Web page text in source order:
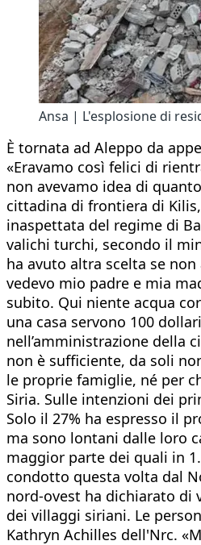
Ansa | L'esplosione di
È tornata ad Aleppo da
«Eravamo così felici di
non avevamo idea di
cittadina di frontiera di
inaspettata del regime di
valichi turchi, secondo il
ha avuto altra scelta se
vedevo mio padre e mia
subito. Qui niente acqua
una casa servono 100
nell’amministrazione della
non è sufficiente, da soli
le proprie famiglie, né per
Siria. Sulle intenzioni dei
Solo il 27% ha espresso il
ma sono lontani dalle loro
maggior parte dei quali in
condotto questa volta dal
nord-ovest ha dichiarato di
dei villaggi siriani. Le
Kathryn Achilles dell'Nrc.